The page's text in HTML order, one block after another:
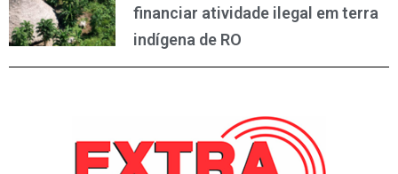
financiar atividade ilegal em terra
indígena de RO